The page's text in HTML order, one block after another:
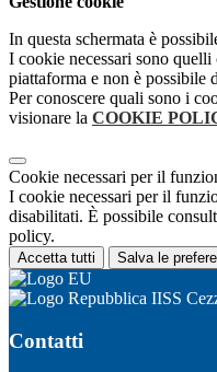
In questa schermata è
I cookie necessari sono
piattaforma e non è possibile
Per conoscere quali sono i
visionare la COOKIE
Cookie necessari per il
I cookie necessari per il
disabilitati. È possibile
policy.
Accetta tutti Salva le
IISS
Contatti